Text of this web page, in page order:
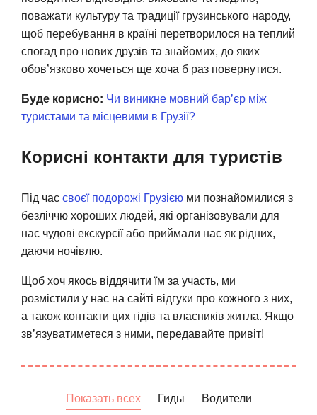
поважати культуру та традиції грузинського народу,
щоб перебування в країні перетворилося на теплий
спогад про нових друзів та знайомих, до яких
обов’язково хочеться ще хоча б раз повернутися.
Буде корисно: Чи виникне мовний бар’єр між
туристами та місцевими в Грузії?
Корисні контакти для туристів
Під час своєї подорожі Грузією ми познайомилися з
безліччю хороших людей, які організовували для
нас чудові екскурсії або приймали нас як рідних,
даючи ночівлю.
Щоб хоч якось віддячити їм за участь, ми
розмістили у нас на сайті відгуки про кожного з них,
а також контакти цих гідів та власників житла. Якщо
зв’язуватиметеся з ними, передавайте привіт!
Показать всех Гиды Водители